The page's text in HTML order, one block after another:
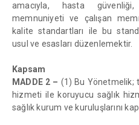
amacıyla, hasta
memnuniyeti ve çalışan
kalite standartları ile bu
usul ve esasları düzenlemektir.
Kapsam
MADDE 2 – (1) Bu Yönetmelik;
hizmeti ile koruyucu sağlık
sağlık kurum ve kuruluşlarını